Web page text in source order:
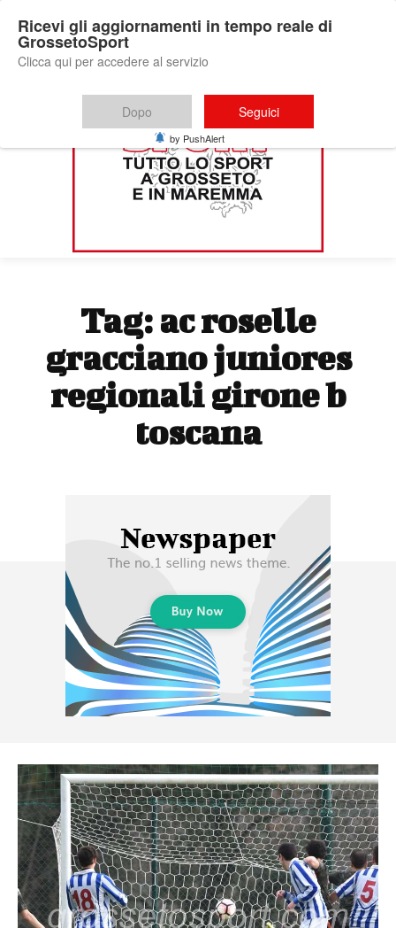
Tag: ac roselle
gracciano juniores
regionali girone b
toscana
Ricevi gli aggiornamenti in tempo reale di
GrossetoSport
Clicca qui per accedere al servizio
Dopo Seguici
by PushAlert